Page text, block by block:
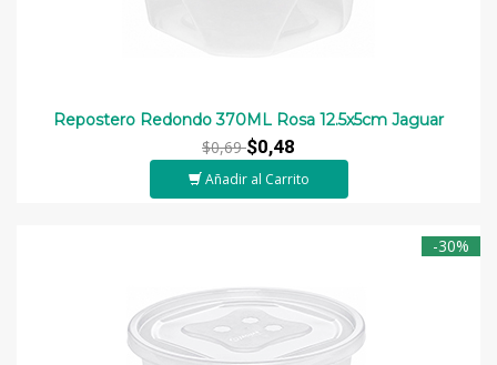
Repostero Redondo 370ML Rosa 12.5x5cm Jaguar
$0,69$0,48
Añadir al Carrito
-30%